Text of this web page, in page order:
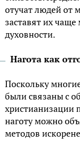
отучат людей от
заставят их
духовности.
Нагота как
Поскольку
были связаны с
христианизации
наготу можно
методов